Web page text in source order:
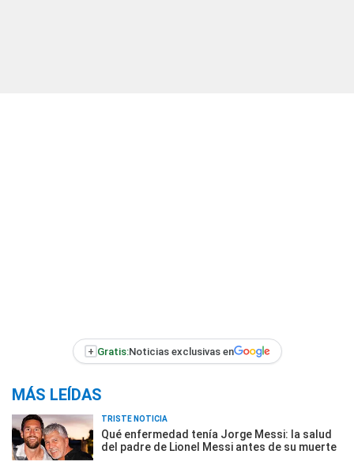
+ Gratis:Noticias exclusivas en
MÁS LEÍDAS
TRISTE NOTICIA
Qué enfermedad tenía Jorge Messi: la salud
del padre de Lionel Messi antes de su muerte